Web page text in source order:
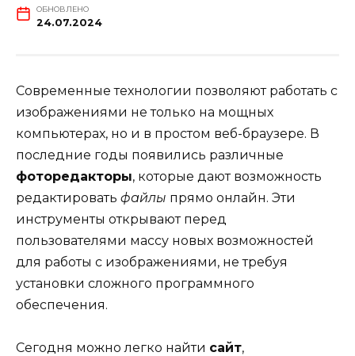
ОБНОВЛЕНО
24.07.2024
Современные технологии позволяют работать с
изображениями не только на мощных
компьютерах, но и в простом веб-браузере. В
последние годы появились различные
фоторедакторы, которые дают возможность
редактировать файлы прямо онлайн. Эти
инструменты открывают перед
пользователями массу новых возможностей
для работы с изображениями, не требуя
установки сложного программного
обеспечения.
Сегодня можно легко найти сайт,